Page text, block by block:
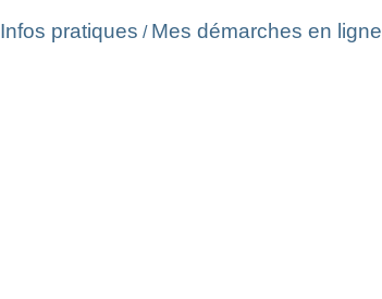
Infos pratiques / Mes démarches en ligne